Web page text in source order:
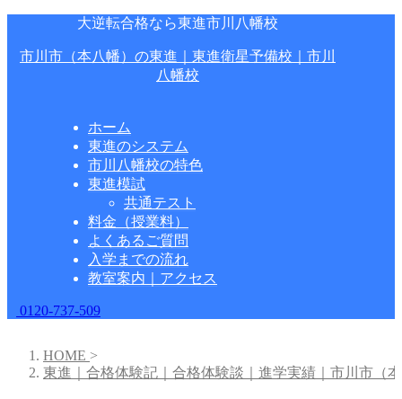
大逆転合格なら東進市川八幡校
市川市（本八幡）の東進｜東進衛星予備校｜市川
八幡校
ホーム
東進のシステム
市川八幡校の特色
東進模試
共通テスト
料金（授業料）
よくあるご質問
入学までの流れ
教室案内｜アクセス
0120-737-509
HOME >
東進｜合格体験記｜合格体験談｜進学実績｜市川市（